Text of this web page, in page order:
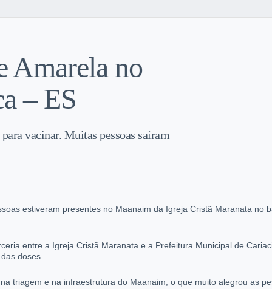
Amarela no
– ES
vacinar. Muitas pessoas saíram
estiveram presentes no Maanaim da Igreja Cristã Maranata
entre a Igreja Cristã Maranata e a Prefeitura Municipal de
doses.
triagem e na infraestrutura do Maanaim, o que muito alegrou as